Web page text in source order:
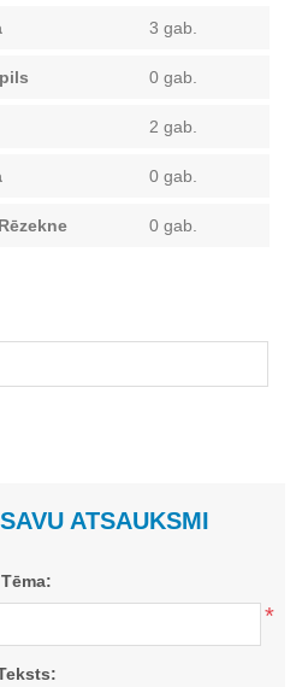
3 gab.
0 gab.
2 gab.
0 gab.
0 gab.
ATSAUKSMI
Tēma:
*